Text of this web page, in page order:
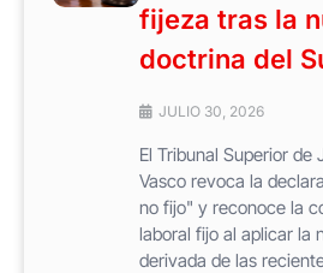
fijeza tras la
doctrina del
JULIO 30, 2026
El Tribunal Superior de
Vasco revoca la
no fijo" y reconoce la
laboral fijo al aplicar la
derivada de las